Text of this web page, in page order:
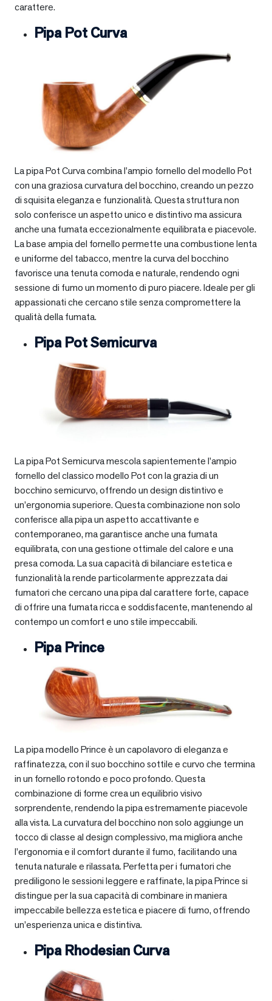
carattere.
Pipa Pot Curva
La pipa Pot Curva combina l’ampio fornello del modello Pot
con una graziosa curvatura del bocchino, creando un pezzo
di squisita eleganza e funzionalità. Questa struttura non
solo conferisce un aspetto unico e distintivo ma assicura
anche una fumata eccezionalmente equilibrata e piacevole.
La base ampia del fornello permette una combustione lenta
e uniforme del tabacco, mentre la curva del bocchino
favorisce una tenuta comoda e naturale, rendendo ogni
sessione di fumo un momento di puro piacere. Ideale per gli
appassionati che cercano stile senza compromettere la
qualità della fumata.
Pipa Pot Semicurva
La pipa Pot Semicurva mescola sapientemente l’ampio
fornello del classico modello Pot con la grazia di un
bocchino semicurvo, offrendo un design distintivo e
un’ergonomia superiore. Questa combinazione non solo
conferisce alla pipa un aspetto accattivante e
contemporaneo, ma garantisce anche una fumata
equilibrata, con una gestione ottimale del calore e una
presa comoda. La sua capacità di bilanciare estetica e
funzionalità la rende particolarmente apprezzata dai
fumatori che cercano una pipa dal carattere forte, capace
di offrire una fumata ricca e soddisfacente, mantenendo al
contempo un comfort e uno stile impeccabili.
Pipa Prince
La pipa modello Prince è un capolavoro di eleganza e
raffinatezza, con il suo bocchino sottile e curvo che termina
in un fornello rotondo e poco profondo. Questa
combinazione di forme crea un equilibrio visivo
sorprendente, rendendo la pipa estremamente piacevole
alla vista. La curvatura del bocchino non solo aggiunge un
tocco di classe al design complessivo, ma migliora anche
l’ergonomia e il comfort durante il fumo, facilitando una
tenuta naturale e rilassata. Perfetta per i fumatori che
prediligono le sessioni leggere e raffinate, la pipa Prince si
distingue per la sua capacità di combinare in maniera
impeccabile bellezza estetica e piacere di fumo, offrendo
un’esperienza unica e distintiva.
Pipa Rhodesian Curva